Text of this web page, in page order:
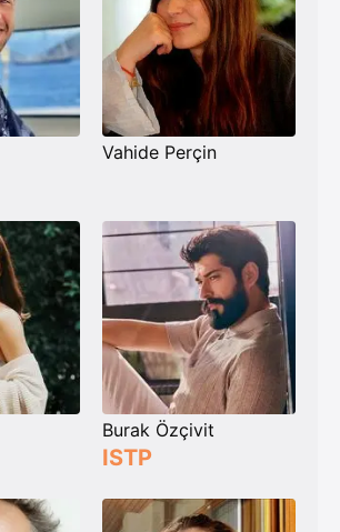
Vahide Perçin
Burak Özçivit
ISTP